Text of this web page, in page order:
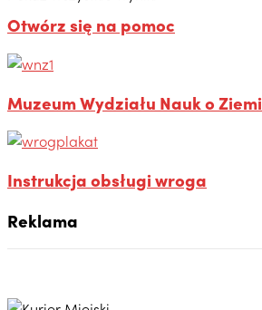
Otwórz się na pomoc
Muzeum Wydziału Nauk o Ziemi
Instrukcja obsługi wroga
Reklama